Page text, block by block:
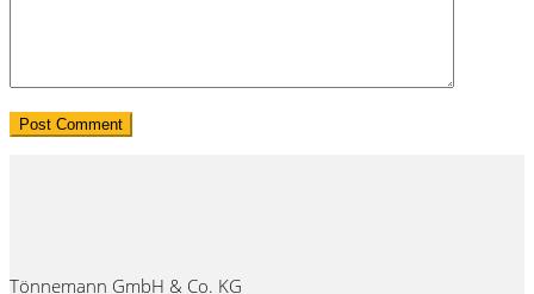
Tönnemann GmbH & Co. KG